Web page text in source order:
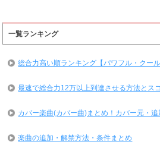
一覧ランキング
総合力高い順ランキング【パワフル・クー
最速で総合力12万以上到達させる方法とス
カバー楽曲(カバー曲)まとめ！カバー元・追
楽曲の追加・解禁方法・条件まとめ